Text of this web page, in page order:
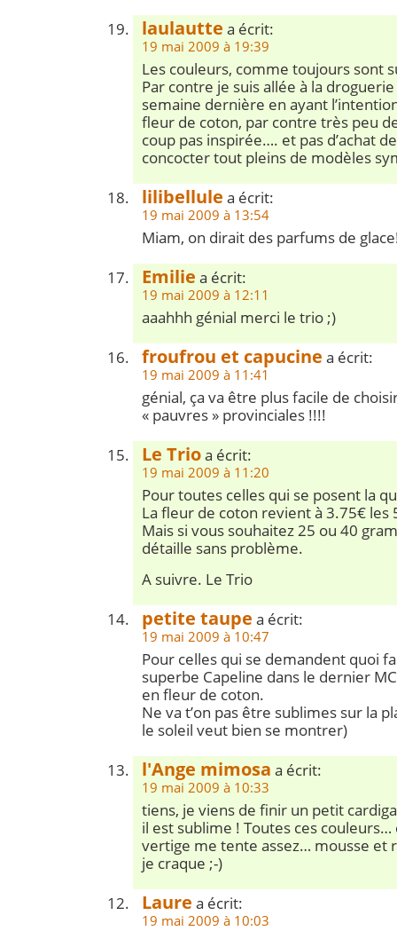
laulautte a écrit:
19 mai 2009 à 19:39
Les couleurs, comme toujours sont
Par contre je suis allée à la
semaine dernière en ayant
fleur de coton, par contre très peu
coup pas inspirée…. et pas d’achat
concocter tout pleins de modèles
lilibellule a écrit:
19 mai 2009 à 13:54
Miam, on dirait des parfums de
Emilie a écrit:
19 mai 2009 à 12:11
aaahhh génial merci le trio ;)
froufrou et capucine a écrit:
19 mai 2009 à 11:41
génial, ça va être plus facile de
« pauvres » provinciales !!!!
Le Trioa écrit:
19 mai 2009 à 11:20
Pour toutes celles qui se posent la
La fleur de coton revient à 3.75€ les
Mais si vous souhaitez 25 ou 40
détaille sans problème.
A suivre. Le Trio
petite taupe a écrit:
19 mai 2009 à 10:47
Pour celles qui se demandent quoi
superbe Capeline dans le dernier
en fleur de coton.
Ne va t’on pas être sublimes sur la
le soleil veut bien se montrer)
l'Ange mimosa a écrit:
19 mai 2009 à 10:33
tiens, je viens de finir un petit
il est sublime ! Toutes ces
vertige me tente assez… mousse et
je craque ;-)
Laure a écrit:
19 mai 2009 à 10:03